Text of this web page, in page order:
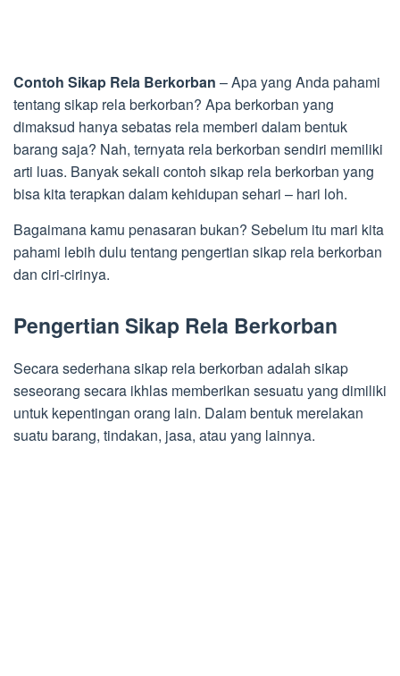
Contoh Sikap Rela Berkorban – Apa yang Anda pahami
tentang sikap rela berkorban? Apa berkorban yang
dimaksud hanya sebatas rela memberi dalam bentuk
barang saja? Nah, ternyata rela berkorban sendiri memiliki
arti luas. Banyak sekali contoh sikap rela berkorban yang
bisa kita terapkan dalam kehidupan sehari – hari loh.
Bagaimana kamu penasaran bukan? Sebelum itu mari kita
pahami lebih dulu tentang pengertian sikap rela berkorban
dan ciri-cirinya.
Pengertian Sikap Rela Berkorban
Secara sederhana sikap rela berkorban adalah sikap
seseorang secara ikhlas memberikan sesuatu yang dimiliki
untuk kepentingan orang lain. Dalam bentuk merelakan
suatu barang, tindakan, jasa, atau yang lainnya.